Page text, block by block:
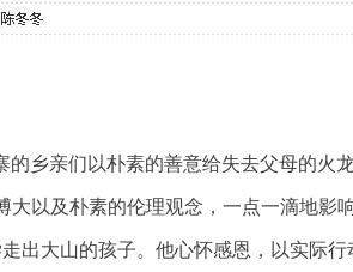
乡亲们以朴素的善意给失去父母的火
大以及朴素的伦理观念，一点一滴地
出大山的孩子。他心怀感恩，以实际